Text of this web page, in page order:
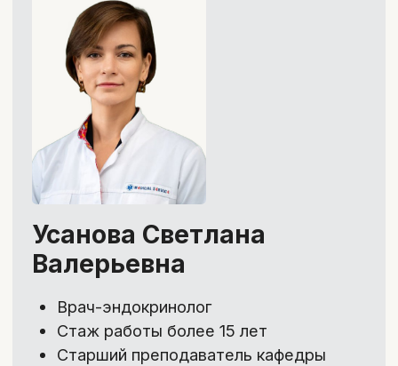
Доступ к материалам курса на 1
год
Тестирование для самопроверки
Поддержка наставника и
проверка домашних заданий в
течение 10 недель
Ответы на вопросы и обмен
опытом в чате курса
Именной сертификат по
окончании курса
Бонусы тарифа:
Курс «Эффективное общение с
пациентом»9 900 ₽→
Журнальный клуб(2 прямых
эфира) - Разбор актуальных
научных исследований с
Кандидатом биологических наук
Тариф с обратной связью